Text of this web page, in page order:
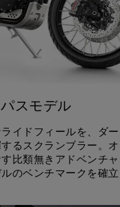
スモデル
イドフィールを、ダ
するスクランブラー。
比類無きアドベンチ
のベンチマークを確立